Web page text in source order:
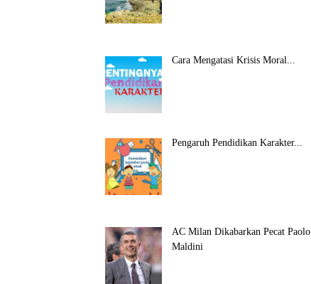
Cara Mengatasi Krisis Moral...
Pengaruh Pendidikan Karakter...
AC Milan Dikabarkan Pecat Paolo
Maldini